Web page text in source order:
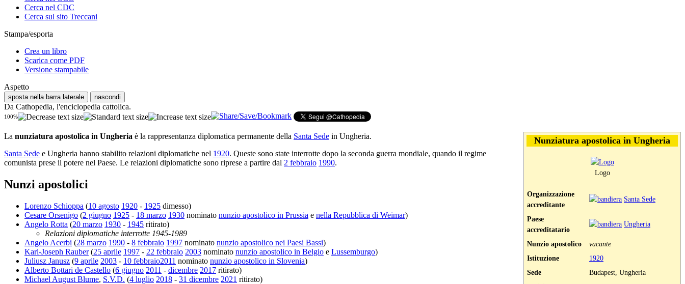
Cerca nel CDC
Cerca sul sito Treccani
Stampa/esporta
Crea un libro
Scarica come PDF
Versione stampabile
Aspetto
sposta nella barra laterale nascondi
Da Cathopedia, l'enciclopedia cattolica.
100%
Nunziatura apostolica in Ungheria
Logo
Organizzazione
accreditante
Santa Sede
Paese
accreditatario
Ungheria
Nunzio apostolico
vacante
Istituzione
1920
Sede
Budapest, Ungheria
La nunziatura apostolica in Ungheria è la rappresentanza diplomatica permanente della Santa Sede in Ungheria.
Santa Sede e Ungheria hanno stabilito relazioni diplomatiche nel 1920. Queste sono state interrotte dopo la seconda guerra mondiale, quando il regime
comunista prese il potere nel Paese. Le relazioni diplomatiche sono riprese a partire dal 2 febbraio 1990.
Nunzi apostolici
Lorenzo Schioppa (10 agosto 1920 - 1925 dimesso)
Cesare Orsenigo (2 giugno 1925 - 18 marzo 1930 nominato nunzio apostolico in Prussia e nella Repubblica di Weimar)
Angelo Rotta (20 marzo 1930 - 1945 ritirato)
Relazioni diplomatiche interrotte 1945-1989
Angelo Acerbi (28 marzo 1990 - 8 febbraio 1997 nominato nunzio apostolico nei Paesi Bassi)
Karl-Joseph Rauber(25 aprile 1997 - 22 febbraio 2003 nominato nunzio apostolico in Belgio e Lussemburgo)
Juliusz Janusz (9 aprile 2003 - 10 febbraio2011 nominato nunzio apostolico in Slovenia)
Alberto Bottari de Castello (6 giugno 2011 - dicembre 2017 ritirato)
Michael August Blume, S.V.D. (4 luglio 2018 - 31 dicembre 2021 ritirato)